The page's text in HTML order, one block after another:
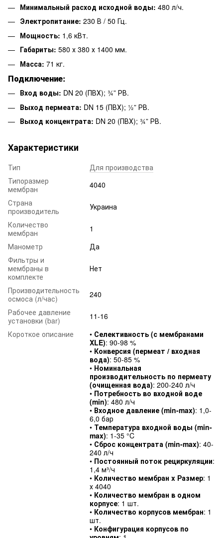
Минимальный расход исходной воды: 480 л/ч.
Электропитание: 230 В / 50 Гц.
Мощность: 1,6 кВт.
Габариты: 580 х 380 х 1400 мм.
Масса: 71 кг.
Подключение:
Вход воды: DN 20 (ПВХ); ¾” РВ.
Выход пермеата: DN 15 (ПВХ); ½” РВ.
Выход концентрата: DN 20 (ПВХ); ¾” РВ.
Характеристики
Тип
Для производства
Типоразмер
мембран
4040
Страна
производитель
Украина
Количество
мембран
1
Манометр
Да
Фильтры и
мембраны в
комплекте
Нет
Производительность
осмоса (л/час)
240
Рабочее давление
установки (bar)
11-16
Короткое описание
• Селективность (с мембранами
XLE): 90-98 %
• Конверсия (пермеат / входная
вода): 50-85 %
• Номинальная
производительность по пермеату
(очищенная вода): 200-240 л/ч
• Потребность во входной воде
(min): 480 л/ч
• Входное давление (min-max): 1,0-
6,0 бар
• Температура входной воды (min-
max): 1-35 °C
• Сброс концентрата (min-max): 40-
240 л/ч
• Постоянный поток рециркуляции:
1,4 м³/ч
• Количество мембран x Размер: 1
х 4040
• Количество мембран в одном
корпусе: 1 шт.
• Количество корпусов мембран: 1
шт.
• Конфигурация корпусов по